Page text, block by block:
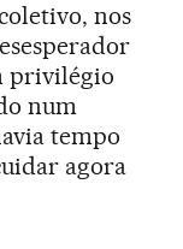
nos
privilégio
num
tempo
agora